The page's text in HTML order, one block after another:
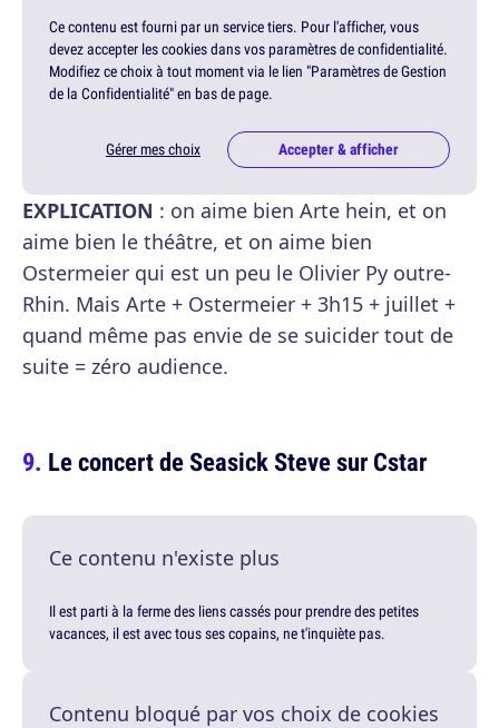
Ce contenu est fourni par un service tiers. Pour l'afficher, vous
devez accepter les cookies dans vos paramètres de confidentialité.
Modifiez ce choix à tout moment via le lien "Paramètres de Gestion
de la Confidentialité" en bas de page.
Gérer mes choix Accepter & afficher
EXPLICATION : on aime bien Arte hein, et on
aime bien le théâtre, et on aime bien
Ostermeier qui est un peu le Olivier Py outre-
Rhin. Mais Arte + Ostermeier + 3h15 + juillet +
quand même pas envie de se suicider tout de
suite = zéro audience.
Le concert de Seasick Steve sur Cstar
Ce contenu n'existe plus
Il est parti à la ferme des liens cassés pour prendre des petites
vacances, il est avec tous ses copains, ne t'inquiète pas.
Contenu bloqué par vos choix de cookies